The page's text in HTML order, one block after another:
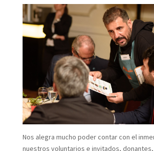
Nos alegra mucho poder contar con el
nuestros voluntarios e invitados,